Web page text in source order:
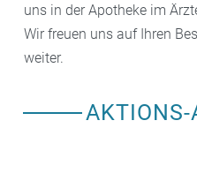
uns in der Apotheke im
Wir freuen uns auf Ihren
weiter.
AKTIONS-